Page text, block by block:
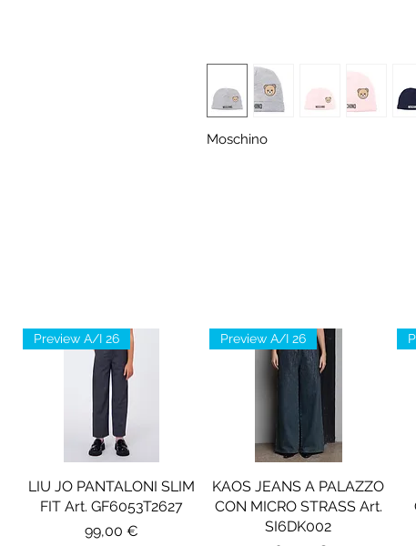
Moschino
Preview A/I 26
LIU JO PANTALONI SLIM
FIT Art. GF6053T2627
Prezzo
99,00 €
Preview A/I 26
KAOS JEANS A PALAZZO
CON MICRO STRASS Art.
SI6DK002